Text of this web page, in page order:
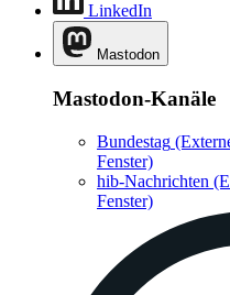
LinkedIn
Mastodon
Mastodon-Kanäle
Bundestag
Fenster)
hib-Nachrichten
Fenster)